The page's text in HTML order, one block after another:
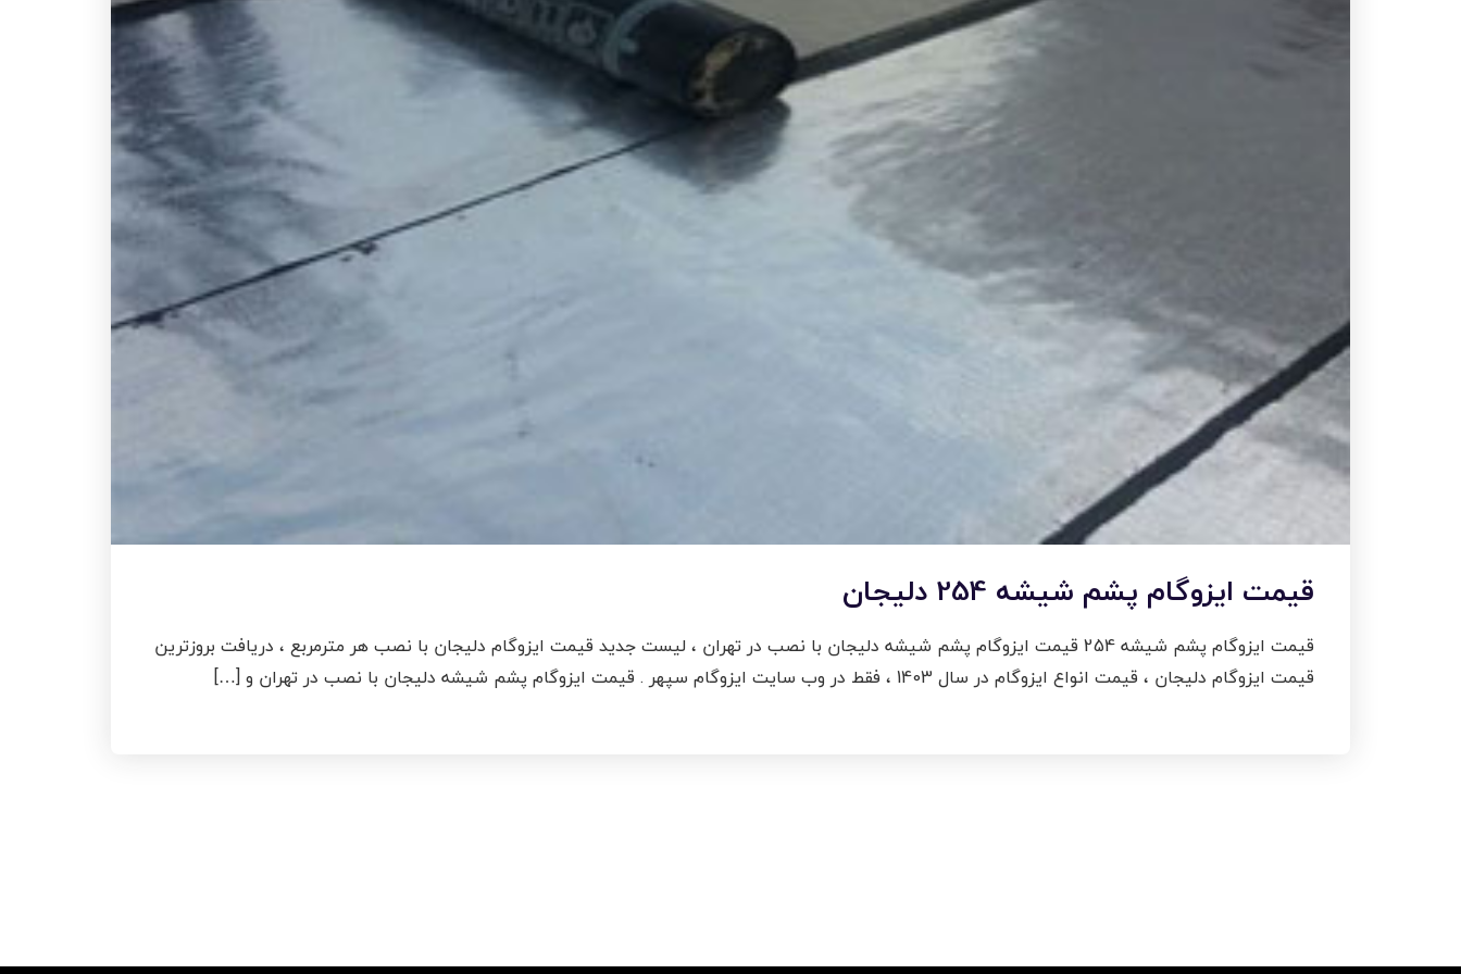
قیمت ایزوگام پشم شیشه 254 دلیجان
قیمت ایزوگام پشم شیشه 254 قیمت ایزوگام پشم شیشه دلیجان با نصب در تهران ، لیست جدید قیمت ایزوگام دلیجان با نصب هر مترمربع ، دریافت بروزترین
قیمت ایزوگام دلیجان ، قیمت انواع ایزوگام در سال 1403 ، فقط در وب سایت ایزوگام سپهر . قیمت ایزوگام پشم شیشه دلیجان با نصب در تهران و […]